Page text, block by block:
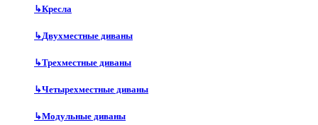
↳Кресла
↳Двухместные диваны
↳Трехместные диваны
↳Четырехместные диваны
↳Модульные диваны